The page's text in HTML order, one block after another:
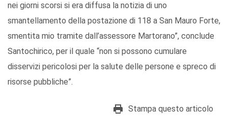
nei giorni scorsi si era diffusa la notizia di uno
smantellamento della postazione di 118 a San Mauro Forte,
smentita mio tramite dall’assessore Martorano”, conclude
Santochirico, per il quale “non si possono cumulare
disservizi pericolosi per la salute delle persone e spreco di
risorse pubbliche”.
Stampa questo articolo